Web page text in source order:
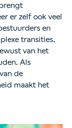
er zelf ook veel
en
transities.
van het
Als
de
maakt het